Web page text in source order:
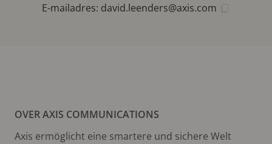
E-mailadres: david.leenders@axis.com
OVER AXIS COMMUNICATIONS
Axis ermöglicht eine smartere und sichere Welt